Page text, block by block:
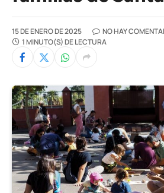
15 DE ENERO DE 2025
NO HAY
1 MINUTO(S) DE LECTURA